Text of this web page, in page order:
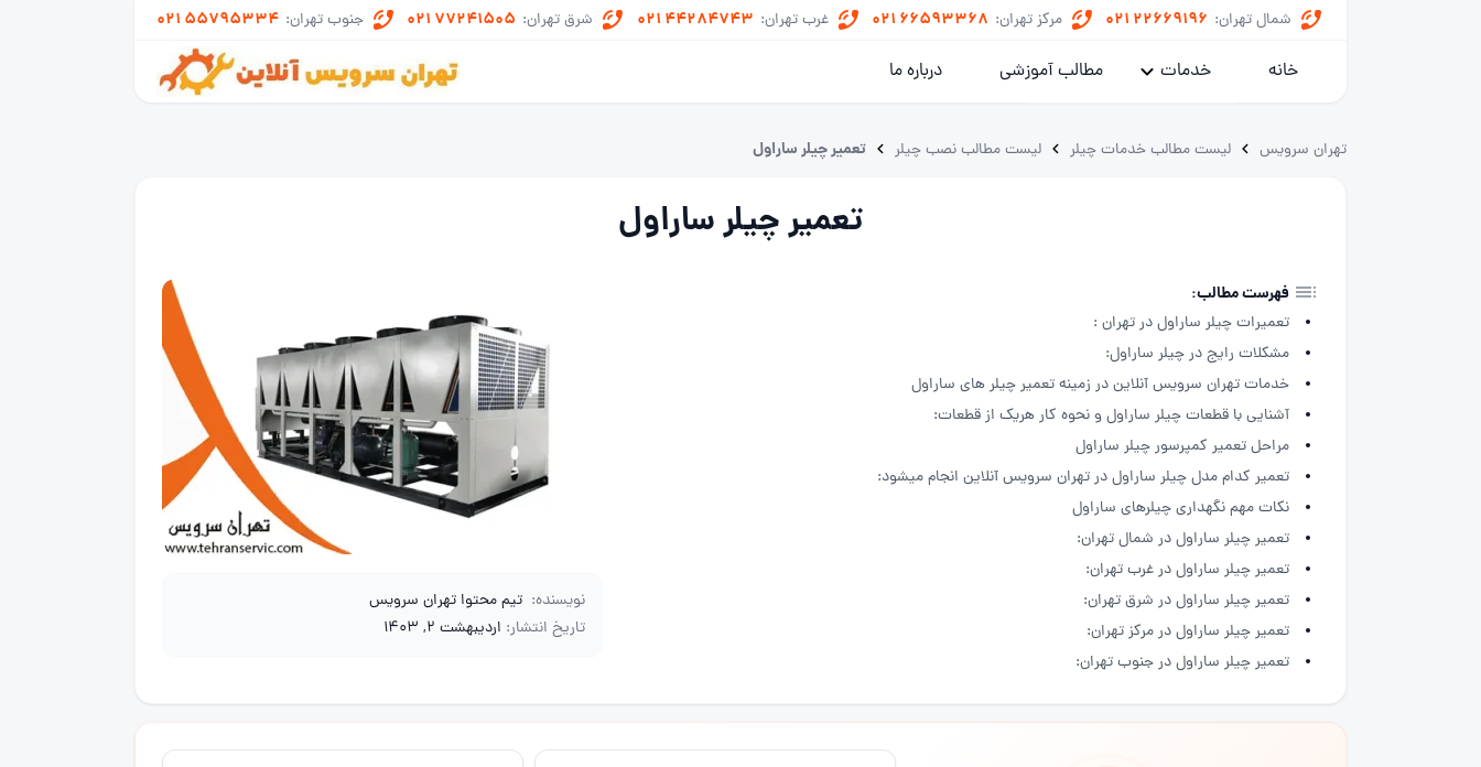
شمال تهران: 021 22669196 مرکز تهران: 021 66593368 غرب تهران: 021 44284743 شرق تهران: 021 77241505 جنوب تهران: 021 55795334
خانه خدمات
ماشین لباسشویی
خدمات داکت اسپلیت
مطالب آموزشی درباره ما
تهران سرویس لیست مطالب خدمات چیلر لیست مطالب نصب چیلر تعمیر چیلر ساراول
تعمیر چیلر ساراول
نویسنده: تیم محتوا تهران سرویس
تاریخ انتشار: اردیبهشت 2, 1403
فهرست مطالب:
تعمیرات چیلر ساراول در تهران :
مشکلات رایج در چیلر ساراول:
خدمات تهران سرویس آنلاین در زمینه تعمیر چیلر های ساراول
آشنایی با قطعات چیلر ساراول و نحوه کار هریک از قطعات:
مراحل تعمیر کمپرسور چیلر ساراول
تعمیر کدام مدل چیلر ساراول در تهران سرویس آنلاین انجام میشود:
نکات مهم نگهداری چیلرهای ساراول
تعمیر چیلر ساراول در شمال تهران:
تعمیر چیلر ساراول در غرب تهران:
تعمیر چیلر ساراول در شرق تهران:
تعمیر چیلر ساراول در مرکز تهران:
تعمیر چیلر ساراول در جنوب تهران: